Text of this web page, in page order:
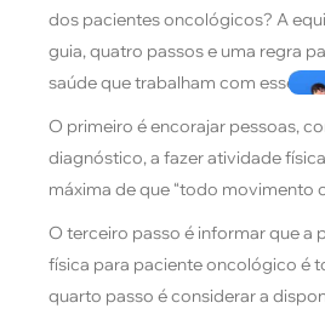
dos pacientes oncológicos? A
guia, quatro passos e uma regra
saúde que trabalham com esses
O primeiro é encorajar pessoas,
diagnóstico, a fazer atividade
máxima de que “todo movimento
O terceiro passo é informar que a
física para paciente oncológico é
quarto passo é considerar a